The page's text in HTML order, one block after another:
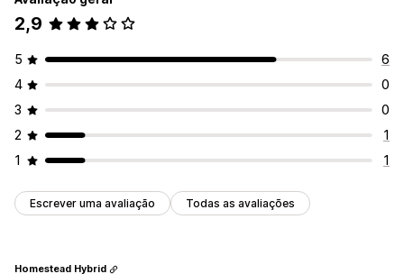
2,9
5
6
4
0
3
0
2
1
1
1
Escrever uma avaliação Todas as avaliações
Homestead Hybrid